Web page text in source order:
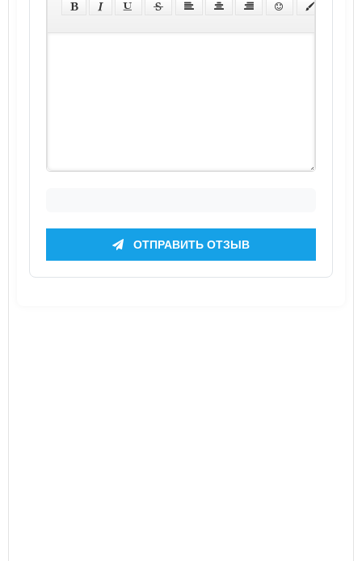
ОТПРАВИТЬ ОТЗЫВ